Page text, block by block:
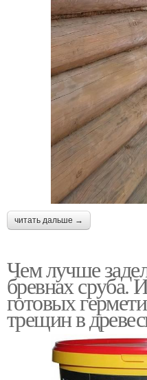
читать дальше →
Чем лучше
бревнах сруба.
готовых
трещин в